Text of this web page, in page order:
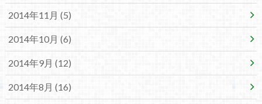
2014年11月 (5)
2014年10月 (6)
2014年9月 (12)
2014年8月 (16)